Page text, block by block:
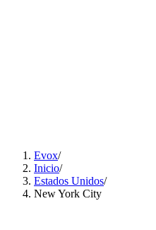
Evox/
Inicio/
Estados Unidos/
New York City